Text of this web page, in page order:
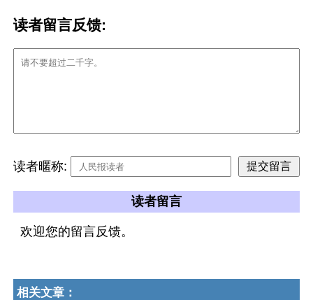
读者留言反馈:
读者暱称:
读者留言
欢迎您的留言反馈。
相关文章：